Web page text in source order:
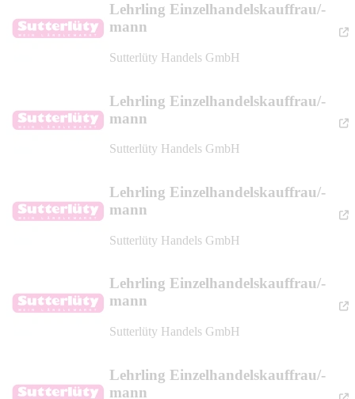
Lehrling Einzelhandelskauffrau/-
mann
Sutterlüty Handels GmbH
Lehrling Einzelhandelskauffrau/-
mann
Sutterlüty Handels GmbH
Lehrling Einzelhandelskauffrau/-
mann
Sutterlüty Handels GmbH
Lehrling Einzelhandelskauffrau/-
mann
Sutterlüty Handels GmbH
Lehrling Einzelhandelskauffrau/-
mann